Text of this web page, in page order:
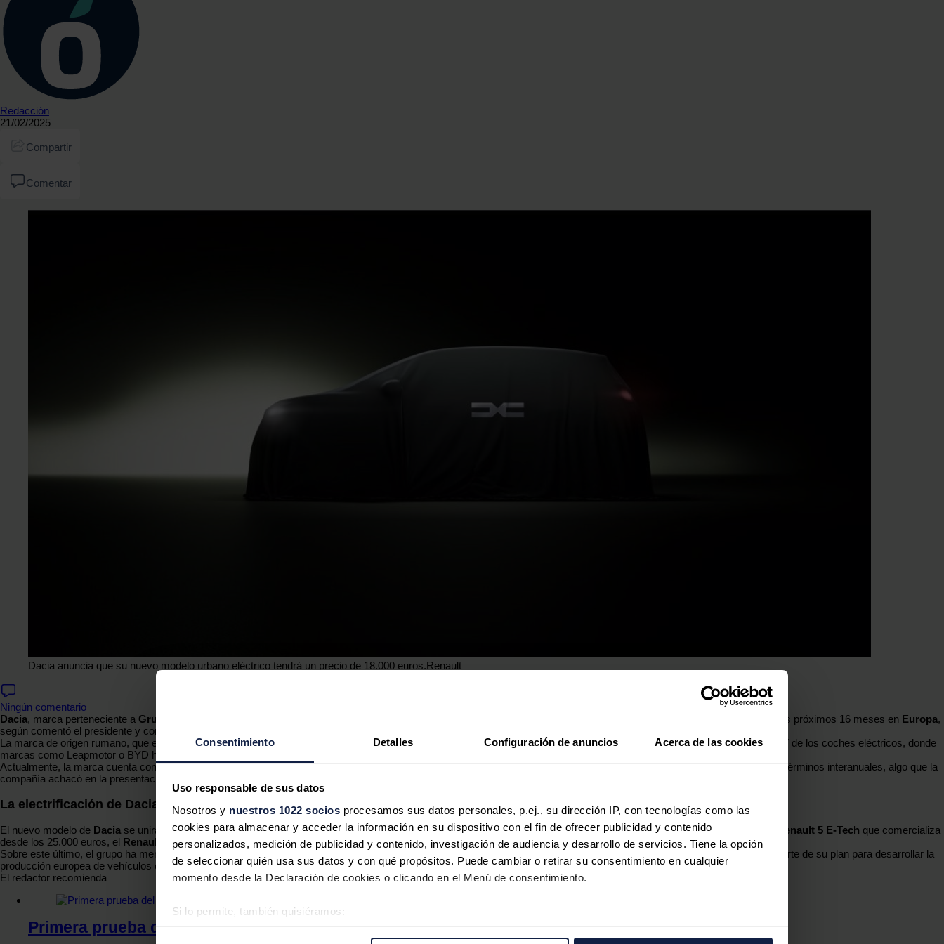
Consentimiento Detalles Configuración de anuncios Acerca de las cookies
Uso responsable de sus datos
Nosotros y nuestros 1022 socios procesamos sus datos personales, p.ej., su dirección IP, con tecnologías como las
cookies para almacenar y acceder la información en su dispositivo con el fin de ofrecer publicidad y contenido
personalizados, medición de publicidad y contenido, investigación de audiencia y desarrollo de servicios. Tiene la opción
de seleccionar quién usa sus datos y con qué propósitos. Puede cambiar o retirar su consentimiento en cualquier
momento desde la Declaración de cookies o clicando en el Menú de consentimiento.
Si lo permite, también quisiéramos:
Redacción
21/02/2025
Compartir
Comentar
Dacia anuncia que su nuevo modelo urbano eléctrico tendrá un precio de 18.000 euros. Renault
Ningún comentario
Dacia, marca perteneciente a Grupo Renault, ha anunciado que su nuevo modelo urbano eléctrico tendrá un precio estimado de 18.000 euros y será fabricado en los próximos 16 meses en Europa,
según comentó el presidente y consejero delegado del grupo
La marca de origen rumano, que el año pasado vendió 676.340 vehículos (+2,7%), espera competir con este modelo que será presentado en octubre en el segmento A-SUV de los coches eléctricos, donde
marcas como Leapmotor o BYD han irrumpido en los mercados europeos con productos asequibles.
Actualmente, la marca cuenta con un modelo eléctrico urbano, elSpring
, que se produce en Shiya (China), vehículo que vendió un 63% menos unidades el año pasado en términos interanuales, algo que la
compañía achacó en la presentación de resultados comerciales a la retirada de incentivos gubernamentales en varios países.
La electrificación de Dacia
El nuevo modelo de Dacia se unirá a una ofensiva del grupo francés de vehículos eléctricos urbanos más accesibles. Comenzando el año pasado con el lanzamiento del Renault 5 E-Tech que comercializa
desde los 25.000 euros, el Renault 4 E-Techque llegará este año y siguiendo con el anuncio delTwingo E-Tech, que se espera su llegada en 2026.
Sobre este último, el grupo ha mencionado que ocupa un 30% menos de componentes que el 'R5' y saldrá al mercado por menos de 20.000 euros. Esta estrategia forma parte de su plan para desarrollar la
producción europea de vehículos eléctricos asequibles y su cadena de valor, como es la producción de baterías LFP de 10kWh/100Km.
El redactor recomienda
Primera prueba del Leapmotor T03: un cimiento sólido